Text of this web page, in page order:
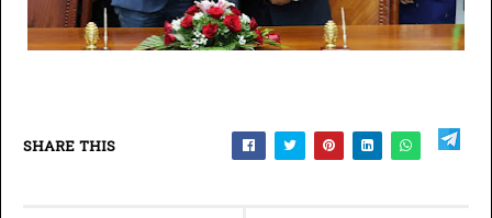
SHARE THIS